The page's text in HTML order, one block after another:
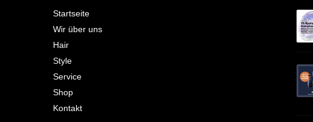
Startseite
Wir über uns
Hair
Style
Service
Shop
Kontakt